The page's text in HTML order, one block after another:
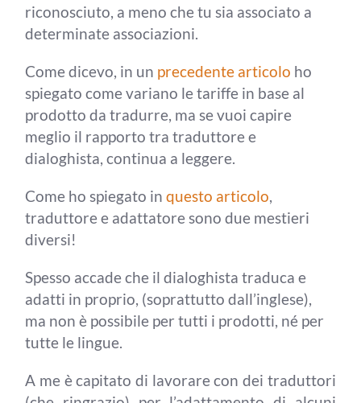
riconosciuto, a meno che tu sia associato a
determinate associazioni.
Come dicevo, in un precedente articolo ho
spiegato come variano le tariffe in base al
prodotto da tradurre, ma se vuoi capire
meglio il rapporto tra traduttore e
dialoghista, continua a leggere.
Come ho spiegato inquesto articolo,
traduttore e adattatore sono due mestieri
diversi!
Spesso accade che il dialoghista traduca e
adatti in proprio, (soprattutto dall’inglese),
ma non è possibile per tutti i prodotti, né per
tutte le lingue.
A me è capitato di lavorare con dei traduttori